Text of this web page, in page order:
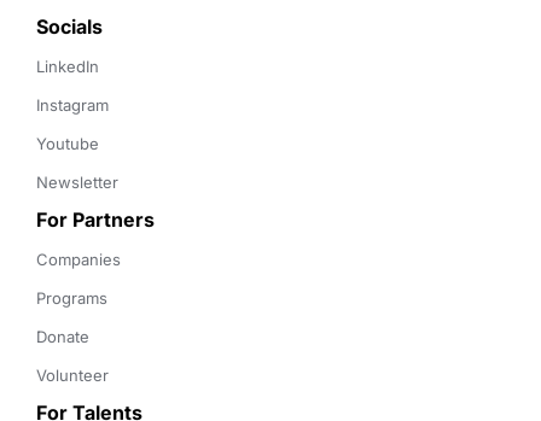
Socials
LinkedIn
Instagram
Youtube
Newsletter
For Partners
Companies
Programs
Donate
Volunteer
For Talents